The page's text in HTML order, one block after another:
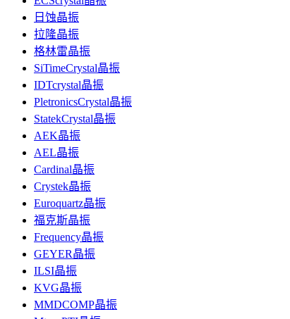
日蚀晶振
拉隆晶振
格林雷晶振
SiTimeCrystal晶振
IDTcrystal晶振
PletronicsCrystal晶振
StatekCrystal晶振
AEK晶振
AEL晶振
Cardinal晶振
Crystek晶振
Euroquartz晶振
福克斯晶振
Frequency晶振
GEYER晶振
ILSI晶振
KVG晶振
MMDCOMP晶振